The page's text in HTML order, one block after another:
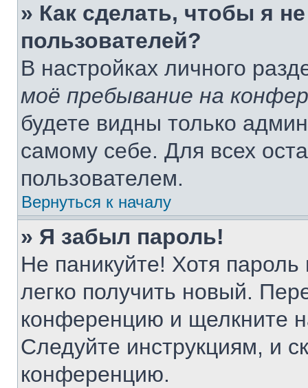
» Как сделать, чтобы я
пользователей?
В настройках личного
моё пребывание на
будете видны только
самому себе. Для всех
пользователем.
Вернуться к началу
» Я забыл пароль!
Не паникуйте! Хотя
легко получить новый.
конференцию и щелкните
Следуйте инструкциям, и
конференцию.